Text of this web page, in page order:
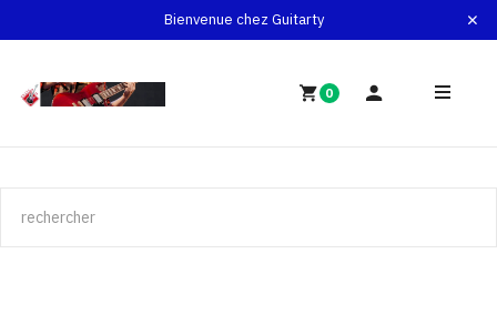
Bienvenue chez Guitarty
0